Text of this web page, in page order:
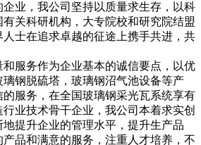
业，我公司坚持以质量求生存，以科
关科研机构，大专院校和研究院结盟
士在追求卓越的征途上携手共进，共
务作为企业基本的诚信要点，以优
钢脱硫塔，玻璃钢沼气池设备等产
服务，在全国玻璃钢采光瓦系统享有
业技术骨干企业，我公司本着求实创
提升企业的管理水平，提升生产品
品和满意的服务，注重人才培养，不